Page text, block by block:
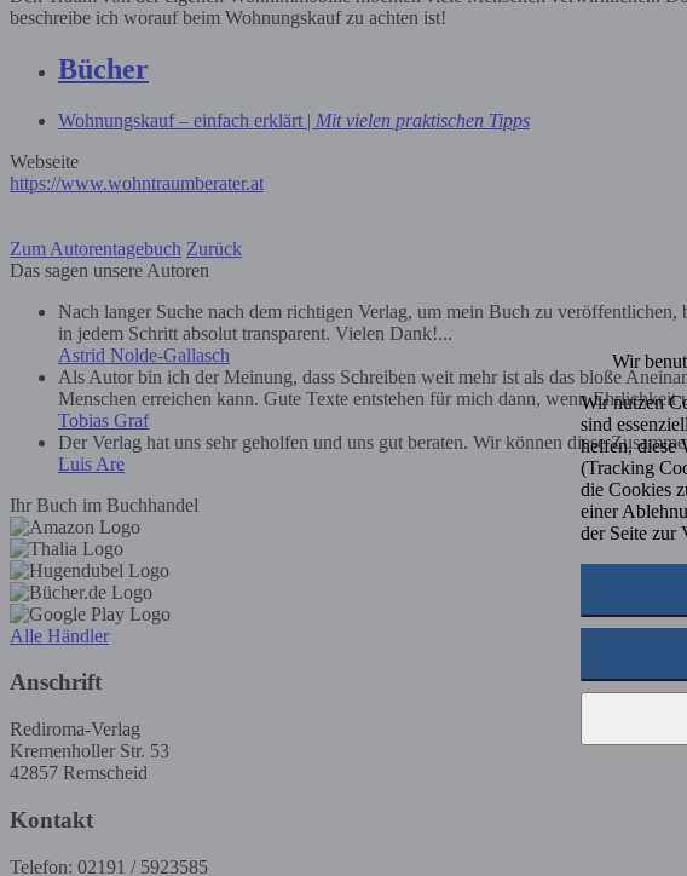
beschreibe ich worauf beim Wohnungskauf zu achten ist!
Bücher
Wohnungskauf – einfach erklärt | Mit vielen praktischen Tipps
Webseite
https://www.wohntraumberater.at
Zum Autorentagebuch Zurück
Das sagen unsere Autoren
Nach langer Suche nach dem richtigen Verlag, um mein Buch zu
in jedem Schritt absolut transparent. Vielen Dank!...
Astrid Nolde-Gallasch
Als Autor bin ich der Meinung, dass Schreiben weit mehr ist als das bloße
Menschen erreichen kann. Gute Texte entstehen für mich dann, wenn
Tobias Graf
Der Verlag hat uns sehr geholfen und uns gut beraten. Wir können diese
Luis Are
Ihr Buch im Buchhandel
Alle Händler
Anschrift
Rediroma-Verlag
Kremenholler Str. 53
42857 Remscheid
Kontakt
Telefon: 02191 / 5923585
Wir
Wir nutzen
sind
helfen, diese
(Tracking
die Cookies
einer
der Seite zur